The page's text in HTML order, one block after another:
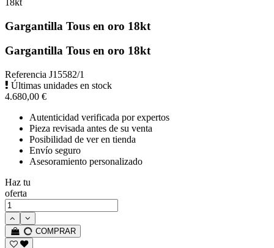
Gargantilla Tous en oro 18kt
Gargantilla Tous en oro 18kt
Referencia J15582/1
Últimas unidades en stock
4.680,00 €
Autenticidad verificada por expertos
Pieza revisada antes de su venta
Posibilidad de ver en tienda
Envío seguro
Asesoramiento personalizado
Haz tu
oferta
COMPRAR